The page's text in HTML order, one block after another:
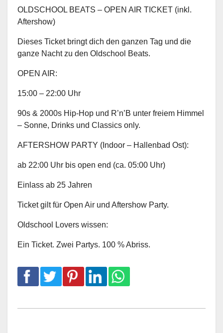
OLDSCHOOL BEATS – OPEN AIR TICKET (inkl.
Aftershow)
Dieses Ticket bringt dich den ganzen Tag und die
ganze Nacht zu den Oldschool Beats.
OPEN AIR:
15:00 – 22:00 Uhr
90s & 2000s Hip-Hop und R’n’B unter freiem Himmel
– Sonne, Drinks und Classics only.
AFTERSHOW PARTY (Indoor – Hallenbad Ost):
ab 22:00 Uhr bis open end (ca. 05:00 Uhr)
Einlass ab 25 Jahren
Ticket gilt für Open Air und Aftershow Party.
Oldschool Lovers wissen:
Ein Ticket. Zwei Partys. 100 % Abriss.